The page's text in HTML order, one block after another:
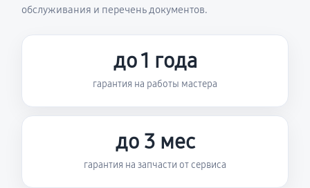
обслуживания и перечень документов.
до 1 года
гарантия на работы мастера
до 3 мес
гарантия на запчасти от сервиса